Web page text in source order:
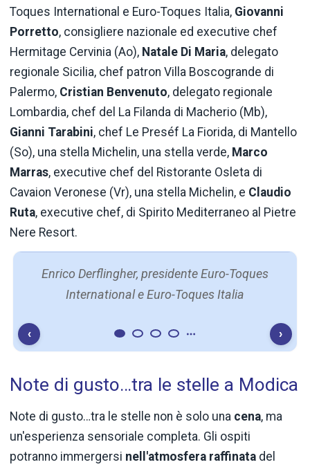
Toques International e Euro-Toques Italia, Giovanni
Porretto, consigliere nazionale ed executive chef
Hermitage Cervinia (Ao), Natale Di Maria, delegato
regionale Sicilia, chef patron Villa Boscogrande di
Palermo, Cristian Benvenuto, delegato regionale
Lombardia, chef del La Filanda di Macherio (Mb),
Gianni Tarabini, chef Le Preséf La Fiorida, di Mantello
(So), una stella Michelin, una stella verde, Marco
Marras, executive chef del Ristorante Osleta di
Cavaion Veronese (Vr), una stella Michelin, e Claudio
Ruta, executive chef, di Spirito Mediterraneo al Pietre
Nere Resort.
Enrico Derflingher, presidente Euro-Toques
International e Euro-Toques Italia
‹ ›
Note di gusto…tra le stelle a Modica
Note di gusto…tra le stelle non è solo una cena, ma
un'esperienza sensoriale completa. Gli ospiti
potranno immergersi nell'atmosfera raffinata del